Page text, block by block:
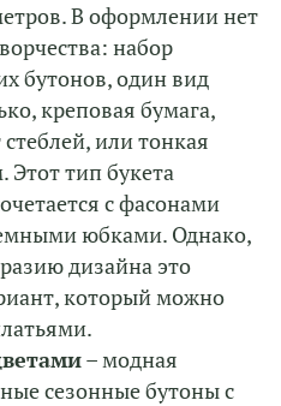
В оформлении нет
набор
бутонов, один вид
креповая бумага,
или тонкая
Этот тип букета
с фасонами
юбками. Однако,
дизайна это
который можно
– модная
сезонные бутоны с